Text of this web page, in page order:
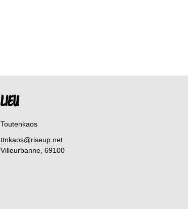
LIEU
Toutenkaos
ttnkaos@riseup.net
Villeurbanne 69100